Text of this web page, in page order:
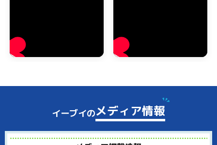
神崎郡市川町でもゴミ屋敷や汚部屋でお困りの方からのご相談
ご連絡ください。ゴミ屋敷と呼ばれるほどゴミが溜まった状態
では、分別するだけでもかなりの時間がかかります。弊社では
しっかりとゴミの分別をしたあとで、袋に詰めたりダンボール
に入れて仕分けしていきます。
イーブイのメディア情報